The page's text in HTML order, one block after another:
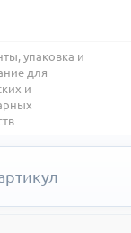
упаковка и
для
и